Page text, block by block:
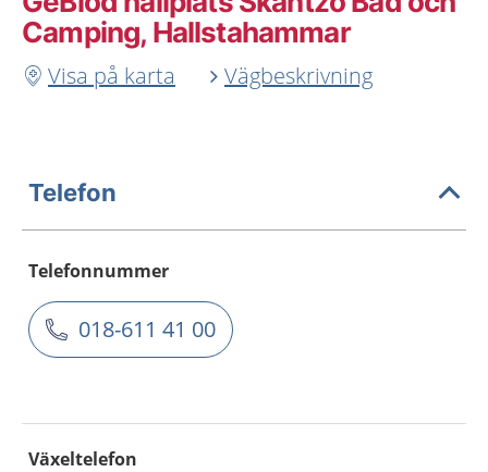
Camping, Hallstahammar
Visa på karta Vägbeskrivning
Telefon
Telefonnummer
018-611 41 00
Växeltelefon